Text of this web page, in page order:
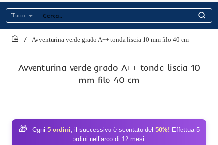
Tutto
Cerca..
Avventurina verde grado A++ tonda liscia 10
mm filo 40 cm
Avventurina verde grado A++ tonda liscia 10 mm filo 40 cm
🎁 Ogni 5 ordini, il successivo è scontato del 50%! Effettua 5
ordini nell’arco di 12 mesi.